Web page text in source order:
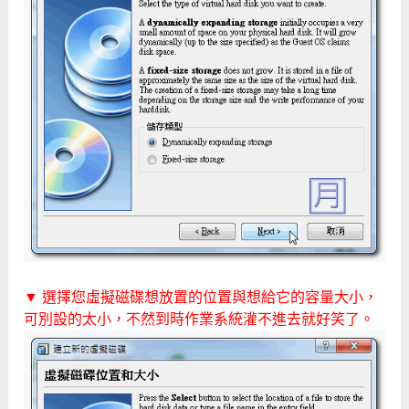
▼ 選擇您虛擬磁碟想放置的位置與想給它的容量大小，
可別設的太小，不然到時作業系統灌不進去就好笑了。